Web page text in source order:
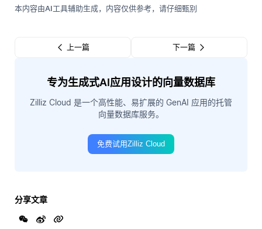
本内容由AI工具辅助生成，内容仅供参考，请仔细甄别
上一篇 下一篇
专为生成式AI应用设计的向量数据库
Zilliz Cloud 是一个高性能、易扩展的 GenAI 应用的托管
向量数据库服务。
免费试用Zilliz Cloud
分享文章